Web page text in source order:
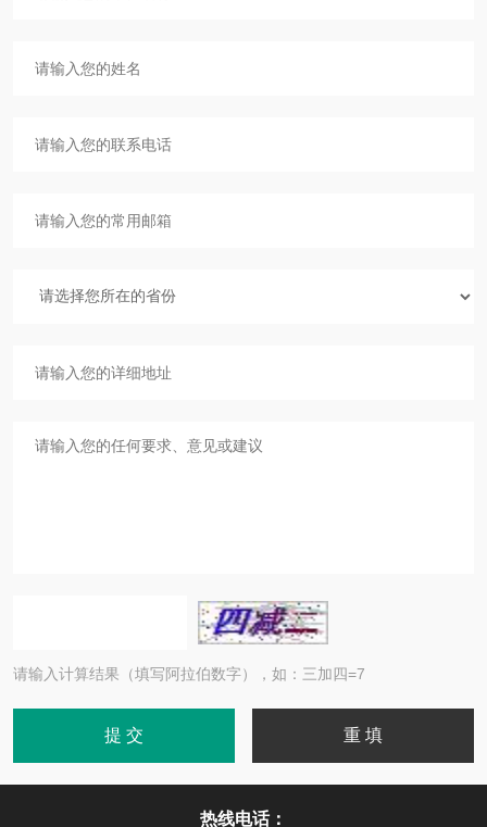
请输入计算结果（填写阿拉伯数字），如：三加四=7
热线电话：